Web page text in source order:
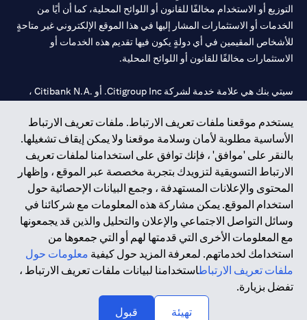
يستخدم موقعنا ملفات تعريف الارتباط. ملفات تعريف الارتباط
الأساسية مطلوبة لأمان وسلامة موقعنا ولا يمكن إيقاف تشغيلها.
بالنقر على 'موافق' ، فإنك توافق على استخدامنا لملفات تعريف
الارتباط التسويقية لتزويدك بتجربة مخصصة عبر الموقع ، وإظهار
المحتوى والإعلانات المستهدفة ، وجمع البيانات الإحصائية حول
استخدام الموقع. يمكن مشاركة هذه المعلومات مع شركائنا في
وسائل التواصل الاجتماعي والإعلان والتحليل والذين قد يجمعونها
مع المعلومات الأخرى التي قدمتها لهم أو التي جمعوها من
استخدامك لخدماتهم. لمعرفة المزيد حول كيفية معلومات حول
ملفات تعريف الارتباطاستخدامنا لبيانات ملفات تعريف الارتباط ،
تفضل بزيارة.
تهيئة
قبول
التوزيع أو الاستخدام مخالفًا للقانون أو اللوائح المحلية، كما أن أيًا من
الخدمات أو الاستثمارات المشار إليها في هذا الموقع الإلكتروني غير متاحةٍ
للأشخاص المقيمين في أي دولةٍ يكون فيها تقديم هذه الخدمات أو
الاستثمارات مخالفًا للقانون أو اللوائح المحلية.
سيتي بنك هي علامة خدمة لشركة Citigroup Inc. أو .Citibank N.A ،
سيتي بنك إن. إيه. الإمارات مسجل لدى مصرف الإمارات المركزي تحت
أرقام التراخيص 202563 لفرع الوصل في دبي، 531989 لفرع مول
الإمارات في دبي، وCN-1002019لفرع أبوظبي. هاتف: 4000 311 04.
فرع سيتي بنك إن إيه - الإمارات العربية المتحدة مرخص من مصرف
الإمارات العربية المتحدة المركزي كفرع لبنك أجنبي.
سيتي بنك إن إيه الإمارات العربية المتحدة مرخص من هيئة الأوراق المالية
والسلع في الإمارات العربية المتحدة ("SCA") للقيام بالنشاط المالي لـ أ)
الاستشارات المالية والتعريف والترويج بموجب ترخيص رقم
20200000097 ب) وسيط تداول في الأسواق الدولية بموجب ترخيص